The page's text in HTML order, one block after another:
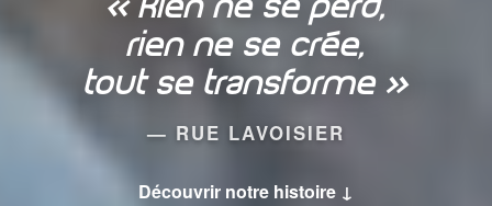
rien ne se crée,
tout se transforme »
— RUE LAVOISIER
Découvrir notre histoire ↓